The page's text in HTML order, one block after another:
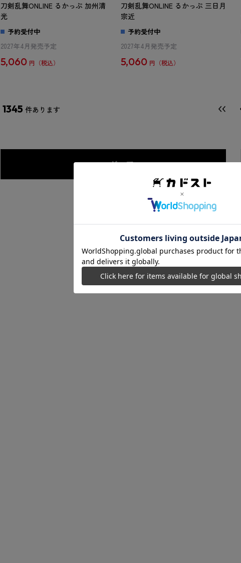
刀剣乱舞ONLINE るかっぷ 加州清
光
予約受付中
2027年4月発売予定
5,060 円
刀剣乱舞ONLINE るかっぷ 三日月
宗近
予約受付中
2027年4月発売予定
5,060 円
1345 件あります
フィギュア